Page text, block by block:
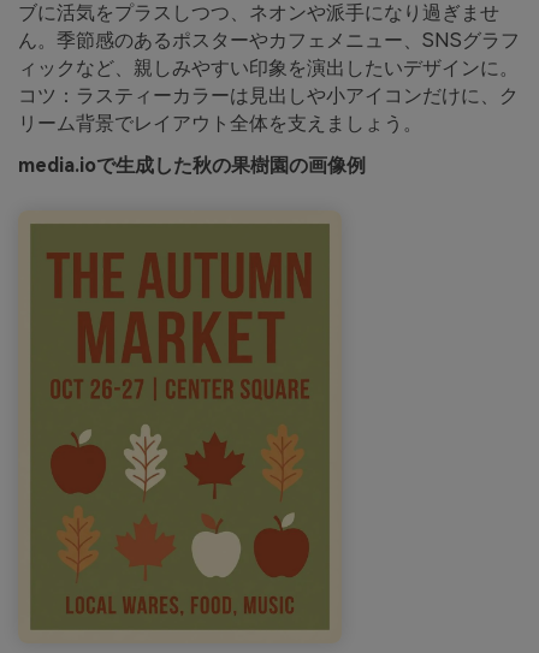
ブに活気をプラスしつつ、ネオンや派手になり過ぎませ
ん。季節感のあるポスターやカフェメニュー、SNSグラフ
ィックなど、親しみやすい印象を演出したいデザインに。
コツ：ラスティーカラーは見出しや小アイコンだけに、ク
リーム背景でレイアウト全体を支えましょう。
media.ioで生成した秋の果樹園の画像例